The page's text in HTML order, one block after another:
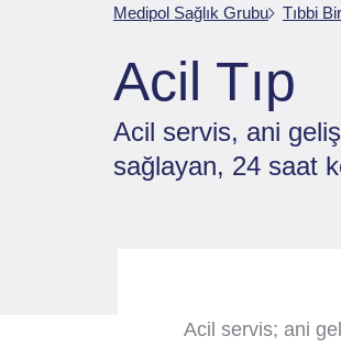
Medipol Sağlık Grubu Tıbbi
Acil Tıp
Acil servis, ani
sağlayan, 24 saat
Acil servis; ani